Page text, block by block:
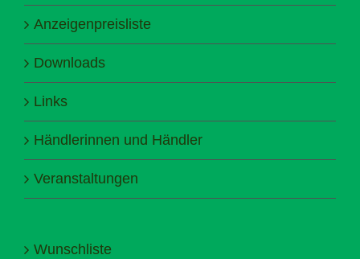
Anzeigenpreisliste
Downloads
Links
Händlerinnen und Händler
Veranstaltungen
Wunschliste